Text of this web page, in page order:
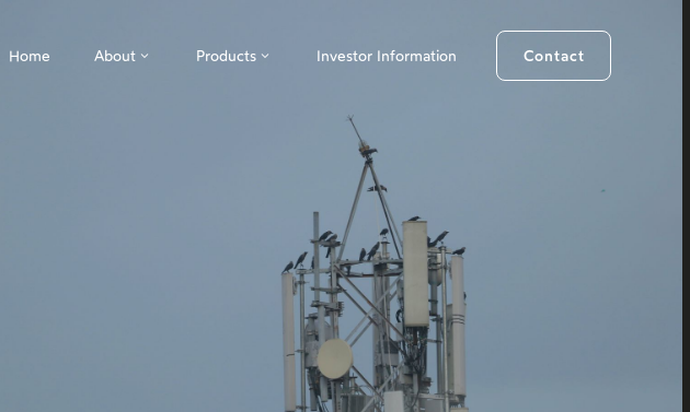
Home About Products Investor Information Contact